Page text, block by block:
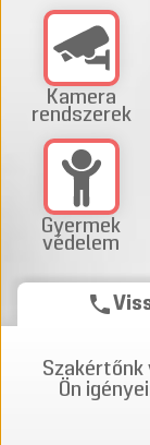
Kamera
rendszerek
Gyermek
védelem
phone
Ön